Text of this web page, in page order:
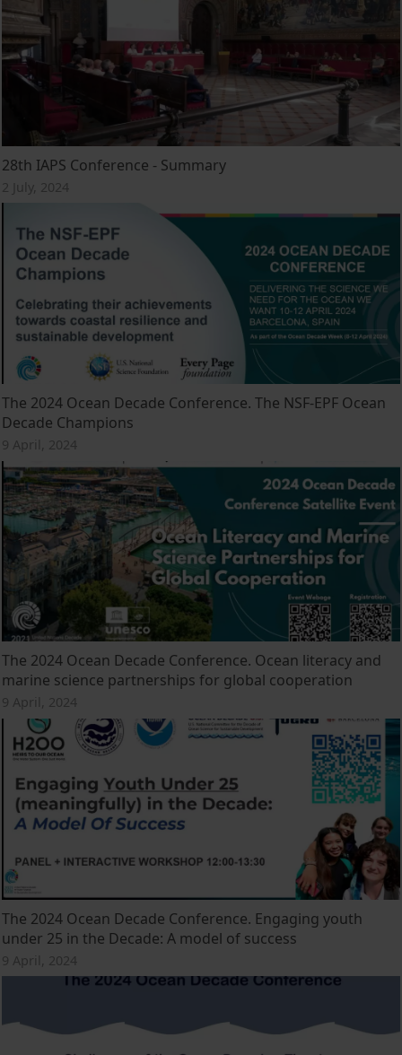
28th IAPS Conference - Summary
2 July, 2024
The 2024 Ocean Decade Conference. The NSF-EPF Ocean
Decade Champions
9 April, 2024
The 2024 Ocean Decade Conference. Ocean literacy and
marine science partnerships for global cooperation
9 April, 2024
The 2024 Ocean Decade Conference. Engaging youth
under 25 in the Decade: A model of success
9 April, 2024